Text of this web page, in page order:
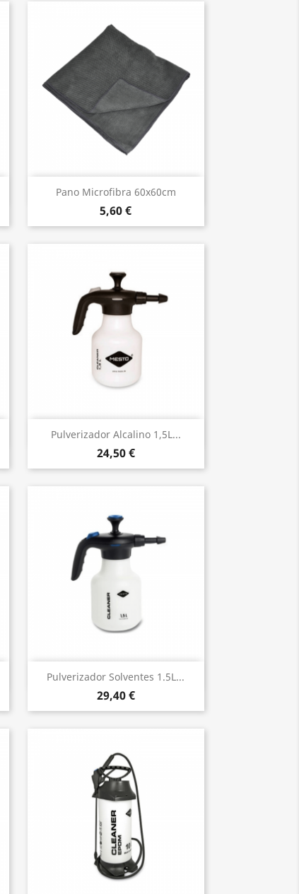
Pano Microfibra 60x60cm
5,60 €
Vista rápida
Pulverizador Alcalino 1,5L...
24,50 €
Vista rápida
Pulverizador Solventes 1.5L...
29,40 €
Vista rápida